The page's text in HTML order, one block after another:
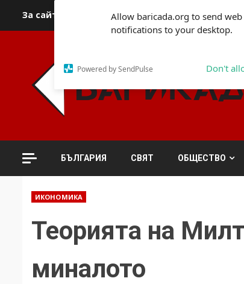
Allow baricada.org to send web
notifications to your desktop.
Powered by SendPulse Don't
За сайта За контакти За реклама
БЪЛГАРИЯ СВЯТ ОБЩЕСТВО
ИКОНОМИКА
Теорията на
миналото